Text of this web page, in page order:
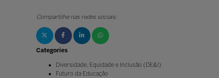
Compartilhe nas redes sociais:
Categories
Diversidade, Equidade e Inclusão (DE&I)
Futuro da Educação